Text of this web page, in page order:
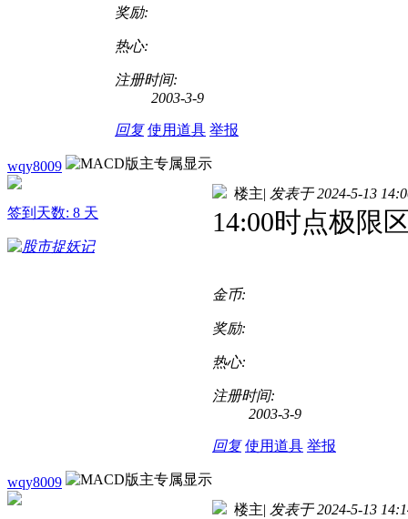
奖励:
热心:
注册时间:
2003-3-9
回复 使用道具 举报
wqy8009
签到天数: 8 天
楼主| 发表于 2024-5-13
14:00时点极限
金币:
奖励:
热心:
注册时间:
2003-3-9
回复 使用道具 举报
wqy8009
楼主| 发表于 2024-5-13